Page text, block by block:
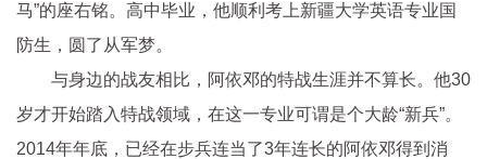
马”的座右铭。高中毕业，他顺利考上新疆大学英语专业国
防生，圆了从军梦。
与身边的战友相比，阿依邓的特战生涯并不算长。他30
岁才开始踏入特战领域，在这一专业可谓是个大龄“新兵”。
2014年年底，已经在步兵连当了3年连长的阿依邓得到消